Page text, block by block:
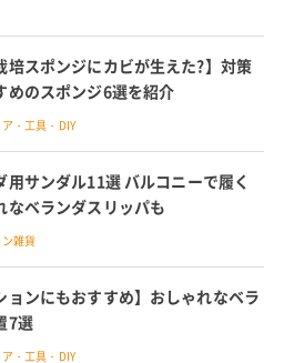
培スポンジにカビが生えた?】対策
めのスポンジ6選を紹介
・工具・DIY
用サンダル11選 バルコニーで履く
なベランダスリッパも
雑貨
ョンにもおすすめ】おしゃれなベラ
7選
・工具・DIY